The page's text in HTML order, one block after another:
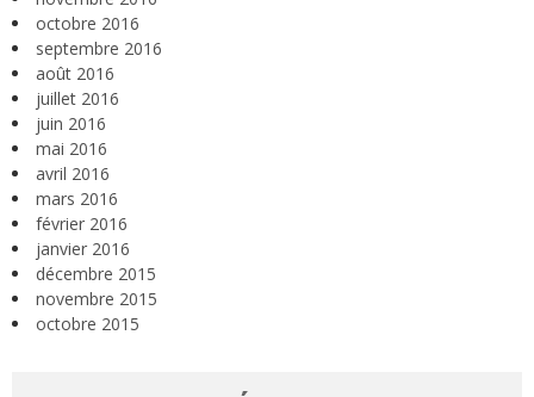
octobre 2016
septembre 2016
août 2016
juillet 2016
juin 2016
mai 2016
avril 2016
mars 2016
février 2016
janvier 2016
décembre 2015
novembre 2015
octobre 2015